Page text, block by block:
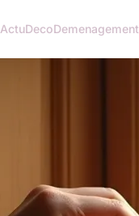
ActuDecoDemenagement